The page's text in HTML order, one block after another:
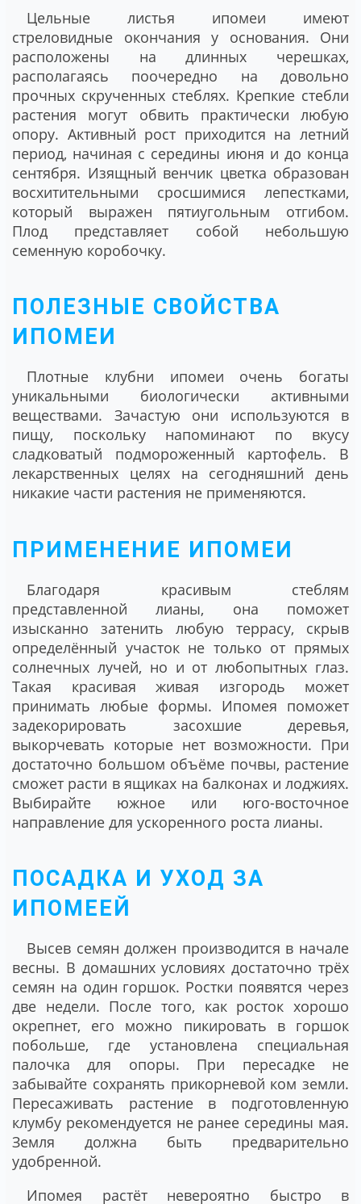
Цельные листья ипомеи имеют
стреловидные окончания у основания. Они
расположены на длинных черешках,
располагаясь поочередно на довольно
прочных скрученных стеблях. Крепкие стебли
растения могут обвить практически любую
опору. Активный рост приходится на летний
период, начиная с середины июня и до конца
сентября. Изящный венчик цветка образован
восхитительными сросшимися лепестками,
который выражен пятиугольным отгибом.
Плод представляет собой небольшую
семенную коробочку.
ПОЛЕЗНЫЕ СВОЙСТВА
ИПОМЕИ
Плотные клубни ипомеи очень богаты
уникальными биологически активными
веществами. Зачастую они используются в
пищу, поскольку напоминают по вкусу
сладковатый подмороженный картофель. В
лекарственных целях на сегодняшний день
никакие части растения не применяются.
ПРИМЕНЕНИЕ ИПОМЕИ
Благодаря красивым стеблям
представленной лианы, она поможет
изысканно затенить любую террасу, скрыв
определённый участок не только от прямых
солнечных лучей, но и от любопытных глаз.
Такая красивая живая изгородь может
принимать любые формы. Ипомея поможет
задекорировать засохшие деревья,
выкорчевать которые нет возможности. При
достаточно большом объёме почвы, растение
сможет расти в ящиках на балконах и лоджиях.
Выбирайте южное или юго-восточное
направление для ускоренного роста лианы.
ПОСАДКА И УХОД ЗА
ИПОМЕЕЙ
Высев семян должен производится в начале
весны. В домашних условиях достаточно трёх
семян на один горшок. Ростки появятся через
две недели. После того, как росток хорошо
окрепнет, его можно пикировать в горшок
побольше, где установлена специальная
палочка для опоры. При пересадке не
забывайте сохранять прикорневой ком земли.
Пересаживать растение в подготовленную
клумбу рекомендуется не ранее середины мая.
Земля должна быть предварительно
удобренной.
Ипомея растёт невероятно быстро в